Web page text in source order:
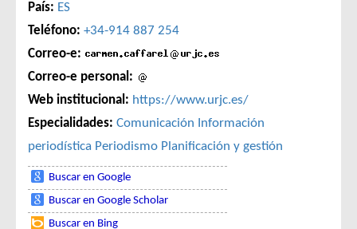
País: ES
Teléfono: +34-914 887 254
Correo-e:
Correo-e personal:
Web institucional: https://www.urjc.es/
Especialidades: Comunicación Información
periodística Periodismo Planificación y gestión
Buscar en Google
Buscar en Google Scholar
Buscar en Bing